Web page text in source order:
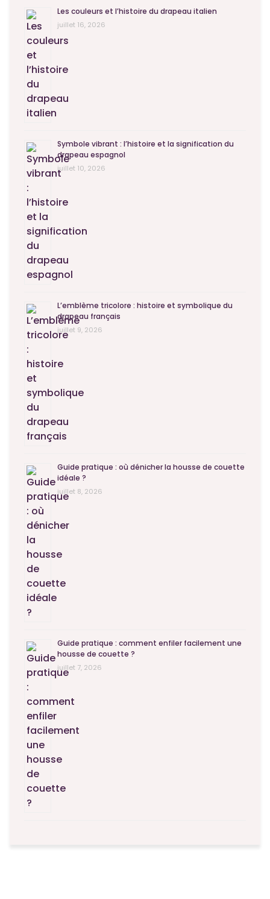
Les couleurs et l’histoire du drapeau italien
juillet 16, 2026
Symbole vibrant : l’histoire et la signification du
drapeau espagnol
juillet 10, 2026
L’emblème tricolore : histoire et symbolique du
drapeau français
juillet 9, 2026
Guide pratique : où dénicher la housse de couette
idéale ?
juillet 8, 2026
Guide pratique : comment enfiler facilement une
housse de couette ?
juillet 7, 2026